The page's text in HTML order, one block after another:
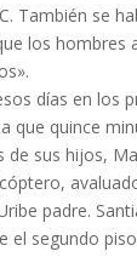
También se
los hombres
días en los
que quince
sus hijos,
padre.
segundo